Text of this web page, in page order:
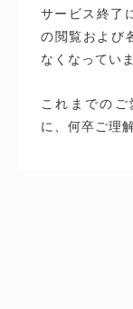
サービス終了
の閲覧および
なくなっていま
これまでの
に、何卒ご理